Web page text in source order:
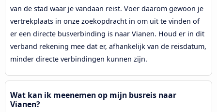
van de stad waar je vandaan reist. Voer daarom gewoon je
vertrekplaats in onze zoekopdracht in om uit te vinden of
er een directe busverbinding is naar Vianen. Houd er in dit
verband rekening mee dat er, afhankelijk van de reisdatum,
minder directe verbindingen kunnen zijn.
Wat kan ik meenemen op mijn busreis naar
Vianen?